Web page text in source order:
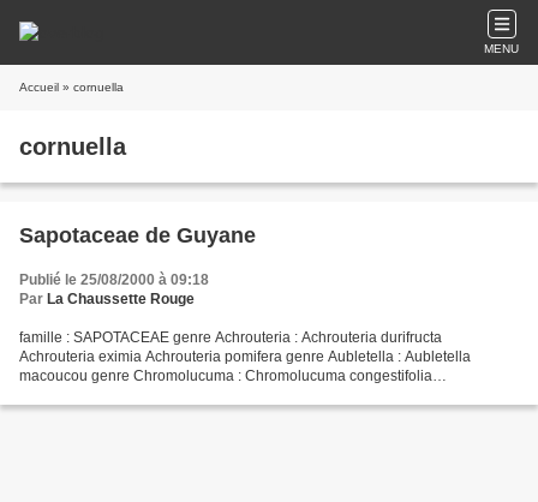
MENU
Accueil » cornuella
cornuella
Sapotaceae de Guyane
Publié le 25/08/2000 à 09:18
Par La Chaussette Rouge
famille : SAPOTACEAE genre Achrouteria : Achrouteria durifructa
Achrouteria eximia Achrouteria pomifera genre Aubletella : Aubletella
macoucou genre Chromolucuma : Chromolucuma congestifolia